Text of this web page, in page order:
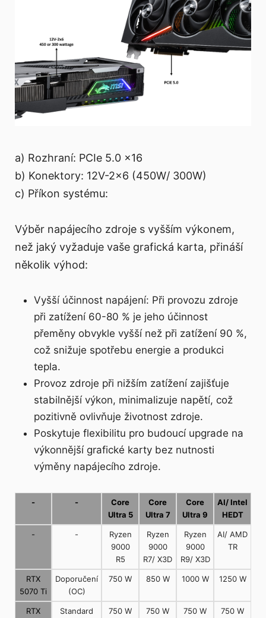
a) Rozhraní: PCIe 5.0 x16
b) Konektory: 12V-2x6 (450W/ 300W)
c) Příkon systému:
Výběr napájecího zdroje s vyšším výkonem,
než jaký vyžaduje vaše grafická karta, přináší
několik výhod:
Vyšší účinnost napájení: Při provozu zdroje
při zatížení 60-80 % je jeho účinnost
přeměny obvykle vyšší než při zatížení 90 %,
což snižuje spotřebu energie a produkci
tepla.
Provoz zdroje při nižším zatížení zajišťuje
stabilnější výkon, minimalizuje napětí, což
pozitivně ovlivňuje životnost zdroje.
Poskytuje flexibilitu pro budoucí upgrade na
výkonnější grafické karty bez nutnosti
výměny napájecího zdroje.
- -
Core
Ultra 5
Core
Ultra 7
Core
Ultra 9
AI/ Intel
HEDT
- -
Ryzen
9000
R5
Ryzen
9000
R7/ X3D
Ryzen
9000
R9/ X3D
AI/ AMD
TR
RTX
5070 Ti
Doporučení
(OC)
750 W 850 W 1000 W 1250 W
RTX
Standard
750 W 750 W 750 W 750 W